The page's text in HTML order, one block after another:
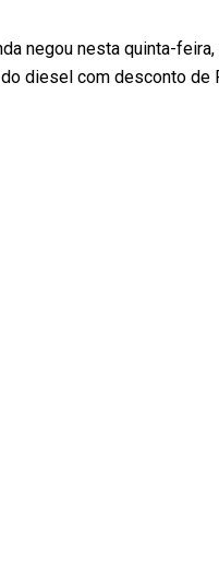
negou nesta quinta-
diesel com desconto de